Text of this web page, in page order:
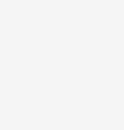
。同時運用數